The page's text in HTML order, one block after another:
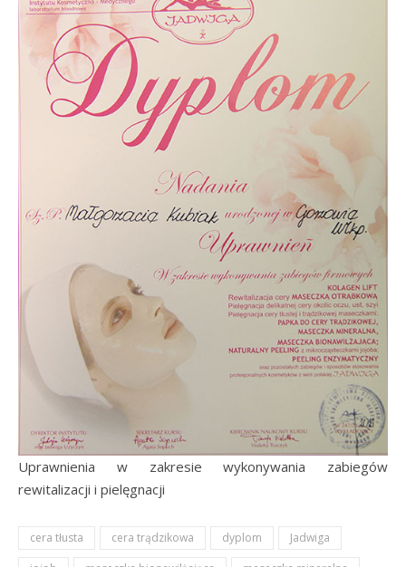
Uprawnienia w zakresie wykonywania zabiegów
rewitalizacji i pielęgnacji
cera tłusta cera trądzikowa dyplom
Jadwiga